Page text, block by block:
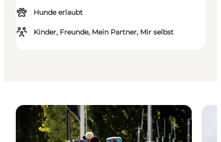
Hunde erlaubt
Kinder, Freunde, Mein Partner, Mir selbst